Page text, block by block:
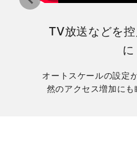
TV放送などを
に
オートスケールの設定
然のアクセス増加にも